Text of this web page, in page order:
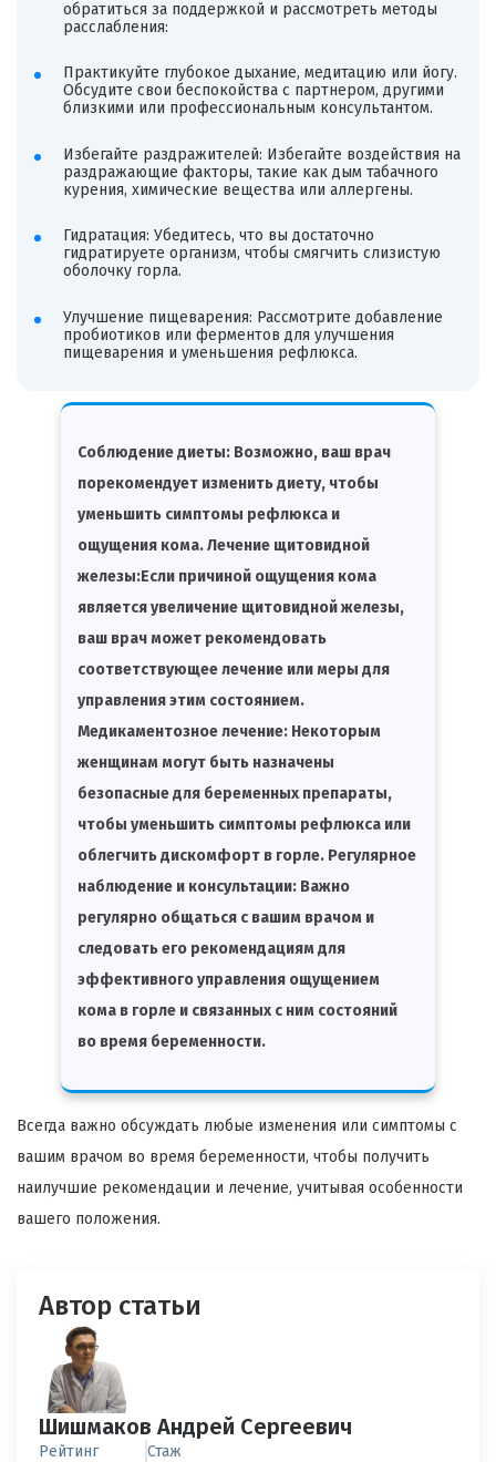
обратиться за поддержкой и рассмотреть методы
расслабления:
Практикуйте глубокое дыхание, медитацию или йогу.
Обсудите свои беспокойства с партнером, другими
близкими или профессиональным консультантом.
Избегайте раздражителей: Избегайте воздействия на
раздражающие факторы, такие как дым табачного
курения, химические вещества или аллергены.
Гидратация: Убедитесь, что вы достаточно
гидратируете организм, чтобы смягчить слизистую
оболочку горла.
Улучшение пищеварения: Рассмотрите добавление
пробиотиков или ферментов для улучшения
пищеварения и уменьшения рефлюкса.
Соблюдение диеты: Возможно, ваш врач
порекомендует изменить диету, чтобы
уменьшить симптомы рефлюкса и
ощущения кома. Лечение щитовидной
железы:Если причиной ощущения кома
является увеличение щитовидной железы,
ваш врач может рекомендовать
соответствующее лечение или меры для
управления этим состоянием.
Медикаментозное лечение: Некоторым
женщинам могут быть назначены
безопасные для беременных препараты,
чтобы уменьшить симптомы рефлюкса или
облегчить дискомфорт в горле. Регулярное
наблюдение и консультации: Важно
регулярно общаться с вашим врачом и
следовать его рекомендациям для
эффективного управления ощущением
кома в горле и связанных с ним состояний
во время беременности.
Всегда важно обсуждать любые изменения или симптомы с
вашим врачом во время беременности, чтобы получить
наилучшие рекомендации и лечение, учитывая особенности
вашего положения.
Автор статьи
Шишмаков Андрей Сергеевич
Рейтинг Стаж